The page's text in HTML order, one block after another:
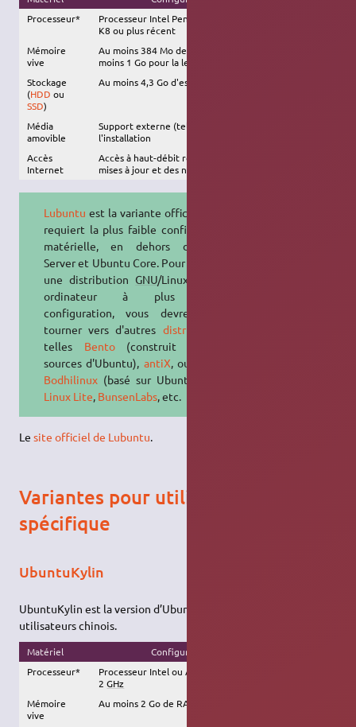
Processeur*
Processeur Intel Pentium IV ou Pentium M, ou AMD
K8 ou plus récent
Mémoire
vive
Au moins 384 Mo de RAM, 800 Mo recommandé (au
moins 1 Go pour la lecture de vidéos)
Stockage
(HDD ou
SSD)
Au moins 4,3 Go d'espace disque disponible
Média
amovible
Support externe (tel qu'une
l'installation
Accès
Internet
Accès à haut-débit recommandé, afin d'installer les
mises à jour et des nouveaux logiciels
Lubuntu est la variante officielle qui
requiert la plus faible configuration
matérielle, en dehors d'Ubuntu
Server et Ubuntu Core. Pour installer
une distributionGNU/Linux sur un
ordinateur à plus faible
configuration, vous devrez vous
tourner vers d'autres distributions
telles Bento(construit sur les
sources d'Ubuntu), antiX, ou encore
Bodhilinux(basé sur Ubuntu),
Linux Lite, BunsenLabs, etc.
Lesite officiel de Lubuntu.
Variantes pour utilisation
spécifique
UbuntuKylin
UbuntuKylin est la version d’Ubuntu particulière pour les
utilisateurs chinois.
Matériel
Configuration recommandée
Processeur*
Processeur Intel ou AMD à double-cœur d'au moins
2GHz
Mémoire
vive
Au moins 2 Go de RAM